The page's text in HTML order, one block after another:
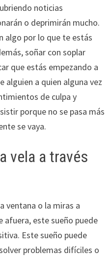
noticias
o deprimirán mucho.
algo por lo que te estás
soñar con soplar
que estás empezando a
alguien a quien alguna vez
de culpa y
porque no se pasa más
se vaya.
vela a través
ventana o la miras a
afuera, este sueño puede
Este sueño puede
problemas difíciles o